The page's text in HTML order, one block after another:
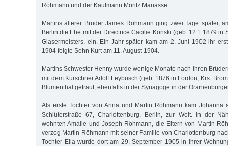
Röhmann und der Kaufmann Moritz Manasse.
Martins älterer Bruder James Röhmann ging zwei Tage später,
Berlin die Ehe mit der Directrice Cäcilie Konski (geb. 12.1.1879 in
Glasermeisters, ein. Ein Jahr später kam am 2. Juni 1902 ihr
1904 folgte Sohn Kurt am 11. August 1904.
Martins Schwester Henny wurde wenige Monate nach ihren
mit dem Kürschner Adolf Feybusch (geb. 1876 in Fordon, Krs.
Blumenthal getraut, ebenfalls in der Synagoge in der
Als erste Tochter von Anna und Martin Röhmann kam
Schlüterstraße 67, Charlottenburg, Berlin, zur Welt. In der
wohnten Amalie und Joseph Röhmann, die Eltern von Martin
verzog Martin Röhmann mit seiner Familie von Charlottenburg
Tochter Ella wurde dort am 29. September 1905 in ihrer